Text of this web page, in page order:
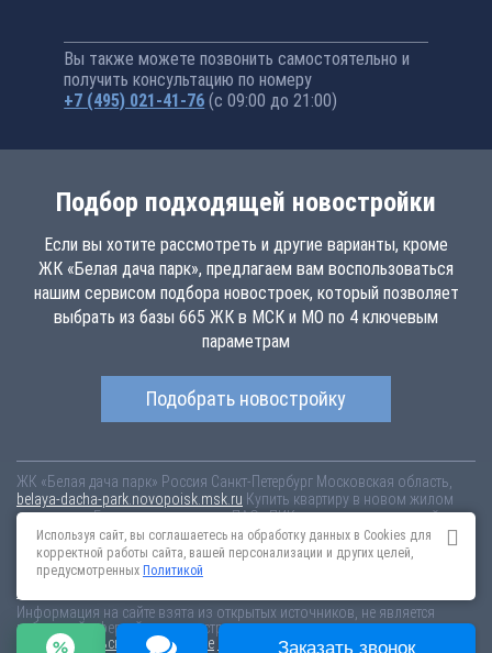
Вы также можете позвонить самостоятельно и
получить консультацию по номеру
+7 (495) 021-41-76 (с 09:00 до 21:00)
Подбор подходящей новостройки
Если вы хотите рассмотреть и другие варианты, кроме
ЖК «Белая дача парк», предлагаем вам воспользоваться
нашим сервисом подбора новостроек, который позволяет
выбрать из базы 665 ЖК в МСК и МО по 4 ключевым
параметрам
Подобрать новостройку
ЖК «Белая дача парк» Россия Санкт-Петербург Московская область,
belaya-dacha-park.novopoisk.msk.ru Купить квартиру в новом жилом
комплексе «Белая дача парк» от «ПАО «ПИК-специализированный
застройщик»» в г. Котельники. Квартиры различных планировок от
7.44 млн рублей!
Информация на сайте взята из открытых источников, не является
публичной офертой и распространяется для ознакомления.
Пользовательское соглашение
Соглашение о размещении
Используя сайт, вы соглашаетесь на обработку данных в Cookies для
корректной работы сайта, вашей персонализации и других целей,
предусмотренных Политикой
Заказать звонок